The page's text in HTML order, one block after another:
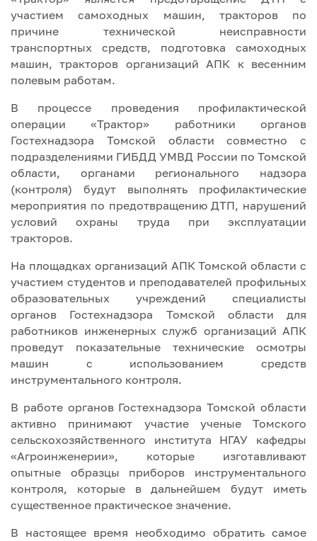
участием самоходных машин, тракторов по
причине технической неисправности
транспортных средств, подготовка самоходных
машин, тракторов организаций АПК к весенним
полевым работам.
В процессе проведения профилактической
операции «Трактор» работники органов
Гостехнадзора Томской области совместно с
подразделениями ГИБДД УМВД России по Томской
области, органами регионального надзора
(контроля) будут выполнять профилактические
мероприятия по предотвращению ДТП, нарушений
условий охраны труда при эксплуатации
тракторов.
На площадках организаций АПК Томской области с
участием студентов и преподавателей профильных
образовательных учреждений специалисты
органов Гостехнадзора Томской области для
работников инженерных служб организаций АПК
проведут показательные технические осмотры
машин с использованием средств
инструментального контроля.
В работе органов Гостехнадзора Томской области
активно принимают участие ученые Томского
сельскохозяйственного института НГАУ кафедры
«Агроинженерии», которые изготавливают
опытные образцы приборов инструментального
контроля, которые в дальнейшем будут иметь
существенное практическое значение.
В настоящее время необходимо обратить самое